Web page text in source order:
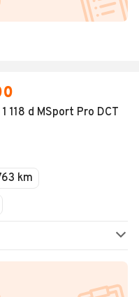
118 d MSport Pro DCT
km